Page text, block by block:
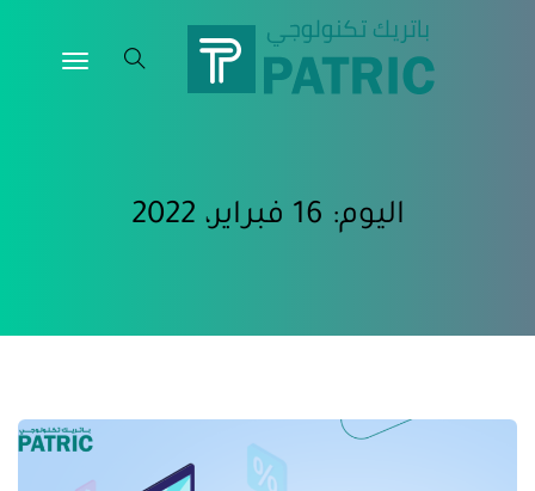
اليوم: 16 فبراير، 2022